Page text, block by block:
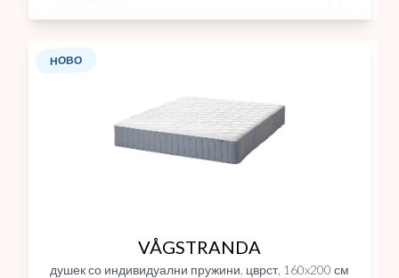
НОВО
VÅGSTRANDA
душек со индивидуални пружини, цврст, 160x200 см